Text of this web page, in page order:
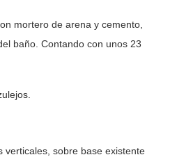
mortero de arena y cemento,
baño. Contando con unos 23
verticales, sobre base existente